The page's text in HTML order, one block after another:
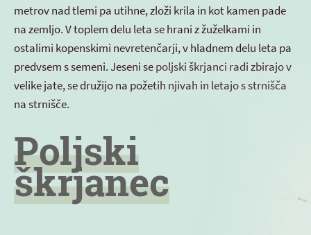
metrov nad tlemi pa utihne, zloži krila in kot kamen pade
na zemljo. V toplem delu leta se hrani z žuželkami in
ostalimi kopenskimi nevretenčarji, v hladnem delu leta pa
predvsem s semeni. Jeseni se poljski škrjanci radi zbirajo v
velike jate, se družijo na požetih njivah in letajo s strnišča
na strnišče.
Poljski
škrjanec